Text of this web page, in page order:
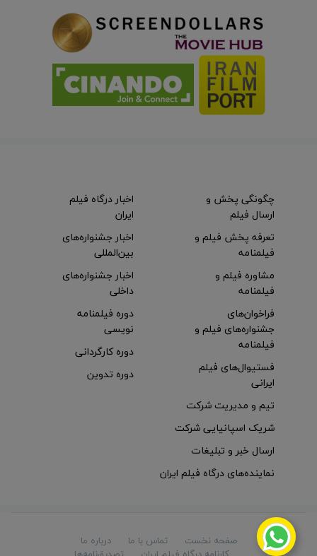
چگونگی پخش و
ارسال فیلم
تعرفه پخش فیلم و
فیلمنامه
مشاوره فیلم و
فیلمنامه
اخبار درگاه فیلم
ایران
اخبار جشنواره‌های
بین‌المللی
اخبار جشنواره‌های
داخلی
فراخوان‌های
جشنواره‌های فیلم و
فیلمنامه
فستیوال‌های فیلم
ایرانی
دوره فیلمنامه
نویسی
دوره کارگردانی
دوره تدوین
تیم و مدیریت شرکت
شریک اسپانیایی شرکت
ارسال خبر و تبلیغات
نماینده‌های درگاه فیلم ایران
صفحه نخست تماس با ما
درباره ما